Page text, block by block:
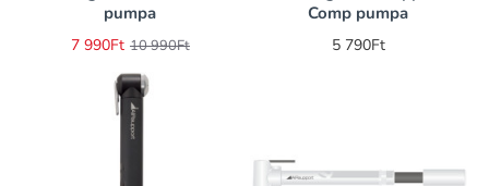
pumpa
7 990Ft 10 990Ft
Comp pumpa
5 790Ft